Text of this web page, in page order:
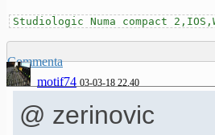
Studiologic Numa compact
Commenta
motif74 03-03-18 22.40
@ zerinovic